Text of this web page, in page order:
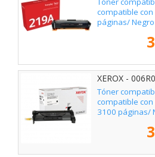
compatible con
páginas/ Negro
XEROX -
Tóner
compatible con
3100 páginas/